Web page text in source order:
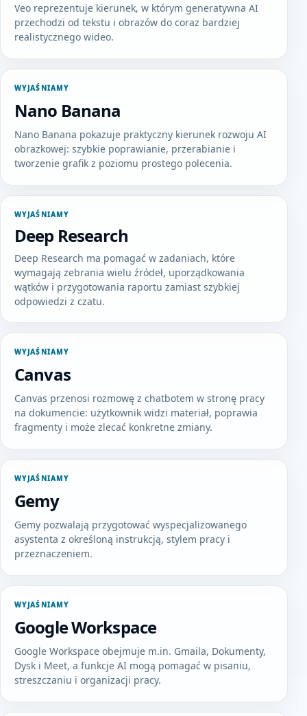
Veo reprezentuje kierunek, w którym generatywna AI
przechodzi od tekstu i obrazów do coraz bardziej
realistycznego wideo.
WYJAŚNIAMY
Nano Banana
Nano Banana pokazuje praktyczny kierunek rozwoju AI
obrazkowej: szybkie poprawianie, przerabianie i
tworzenie grafik z poziomu prostego polecenia.
WYJAŚNIAMY
Deep Research
Deep Research ma pomagać w zadaniach, które
wymagają zebrania wielu źródeł, uporządkowania
wątków i przygotowania raportu zamiast szybkiej
odpowiedzi z czatu.
WYJAŚNIAMY
Canvas
Canvas przenosi rozmowę z chatbotem w stronę pracy
na dokumencie: użytkownik widzi materiał, poprawia
fragmenty i może zlecać konkretne zmiany.
WYJAŚNIAMY
Gemy
Gemy pozwalają przygotować wyspecjalizowanego
asystenta z określoną instrukcją, stylem pracy i
przeznaczeniem.
WYJAŚNIAMY
Google Workspace
Google Workspace obejmuje m.in. Gmaila, Dokumenty,
Dysk i Meet, a funkcje AI mogą pomagać w pisaniu,
streszczaniu i organizacji pracy.